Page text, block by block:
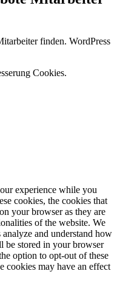
finden. WordPress
Cookies.
experience while you
cookies, the cookies that
your browser as they are
of the website. We
and understand how
be stored in your browser
option to opt-out of these
cookies may have an effect